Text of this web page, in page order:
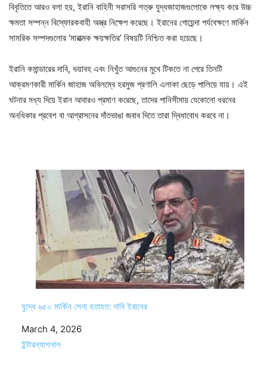
বিবৃতিতে আরও বলা হয়, ইরানি বাহিনী সরাসরি শত্রু যুদ্ধজাহাজগুলোকে লক্ষ্য করে উচ্চ
ক্ষমতা সম্পন্ন বিস্ফোরকবাহী অস্ত্র নিক্ষেপ করেছে। ইরানের গোয়েন্দা পর্যবেক্ষণে মার্কিন
সামরিক সম্পদগুলোর ‘মারাত্মক ক্ষয়ক্ষতির’ বিষয়টি নিশ্চিত করা হয়েছে।
ইরানি কমান্ডারের দাবি, ভয়াবহ এবং নিখুঁত আগুনের মুখে টিকতে না পেরে তিনটি
আক্রমণকারী মার্কিন জাহাজ অবিলম্বে হরমুজ প্রণালি এলাকা ছেড়ে পালিয়ে যায়। এই
ঘটনার মধ্য দিয়ে ইরান আবারও প্রমাণ করেছে, তাদের পানিসীমায় যেকোনো ধরনের
অনধিকার প্রবেশ বা আগ্রাসনের দাঁতভাঙা জবাব দিতে তারা দ্বিধাবোধ করবে না।
যুদ্ধে ৬৫০ মার্কিন সেনা হতাহত: দাবি ইরানের
Date
March 4, 2026
In relation to
ইন্টারন্যাশনাল